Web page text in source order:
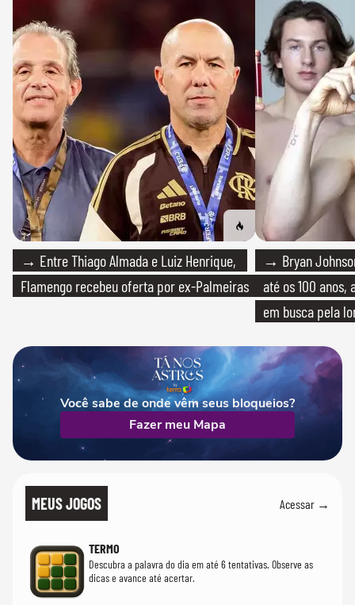
→ Entre Thiago Almada e Luiz Henrique,
Flamengo recebeu oferta por ex-Palmeiras
→ Bryan
até os 100
em busca pela
Você sabe de onde vêm seus bloqueios?
Fazer meu Mapa
MEUS JOGOS Acessar →
TERMO
Descubra a palavra do dia em até 6 tentativas. Observe as
dicas e avance até acertar.